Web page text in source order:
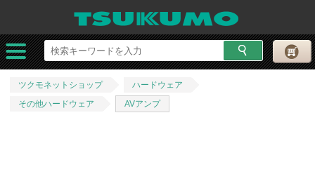
ツクモネットショップ
ハードウェア
その他ハードウェア
AVアンプ